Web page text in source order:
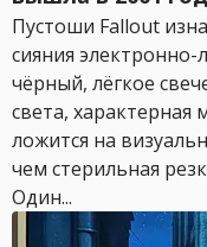
Пустоши Fallout
сияния электронно-
чёрный, лёгкое
света, характерная
ложится на
чем стерильная
Один...